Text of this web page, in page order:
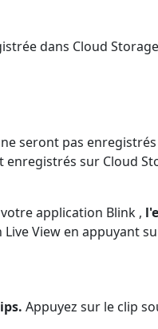
dans Cloud
seront pas
enregistrés sur Cloud
application Blink ,
View en appuyant
Appuyez sur le clip